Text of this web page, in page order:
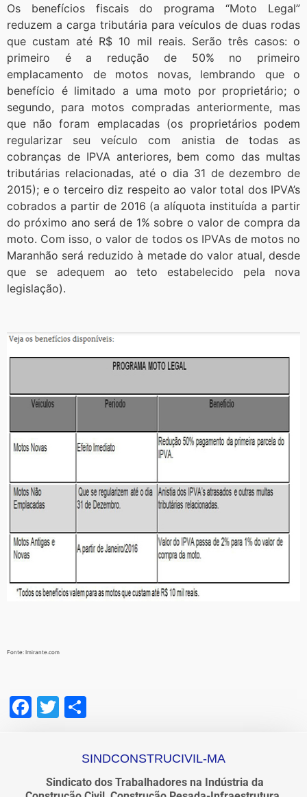
Os benefícios fiscais do programa “Moto Legal”
reduzem a carga tributária para veículos de duas rodas
que custam até R$ 10 mil reais. Serão três casos: o
primeiro é a redução de 50% no primeiro
emplacamento de motos novas, lembrando que o
benefício é limitado a uma moto por proprietário; o
segundo, para motos compradas anteriormente, mas
que não foram emplacadas (os proprietários podem
regularizar seu veículo com anistia de todas as
cobranças de IPVA anteriores, bem como das multas
tributárias relacionadas, até o dia 31 de dezembro de
2015); e o terceiro diz respeito ao valor total dos IPVA’s
cobrados a partir de 2016 (a alíquota instituída a partir
do próximo ano será de 1% sobre o valor de compra da
moto. Com isso, o valor de todos os IPVAs de motos no
Maranhão será reduzido à metade do valor atual, desde
que se adequem ao teto estabelecido pela nova
legislação).
Fonte: Imirante.com
Facebook
Twitter
SINDCONSTRUCIVIL-MA
Sindicato dos Trabalhadores na Indústria da